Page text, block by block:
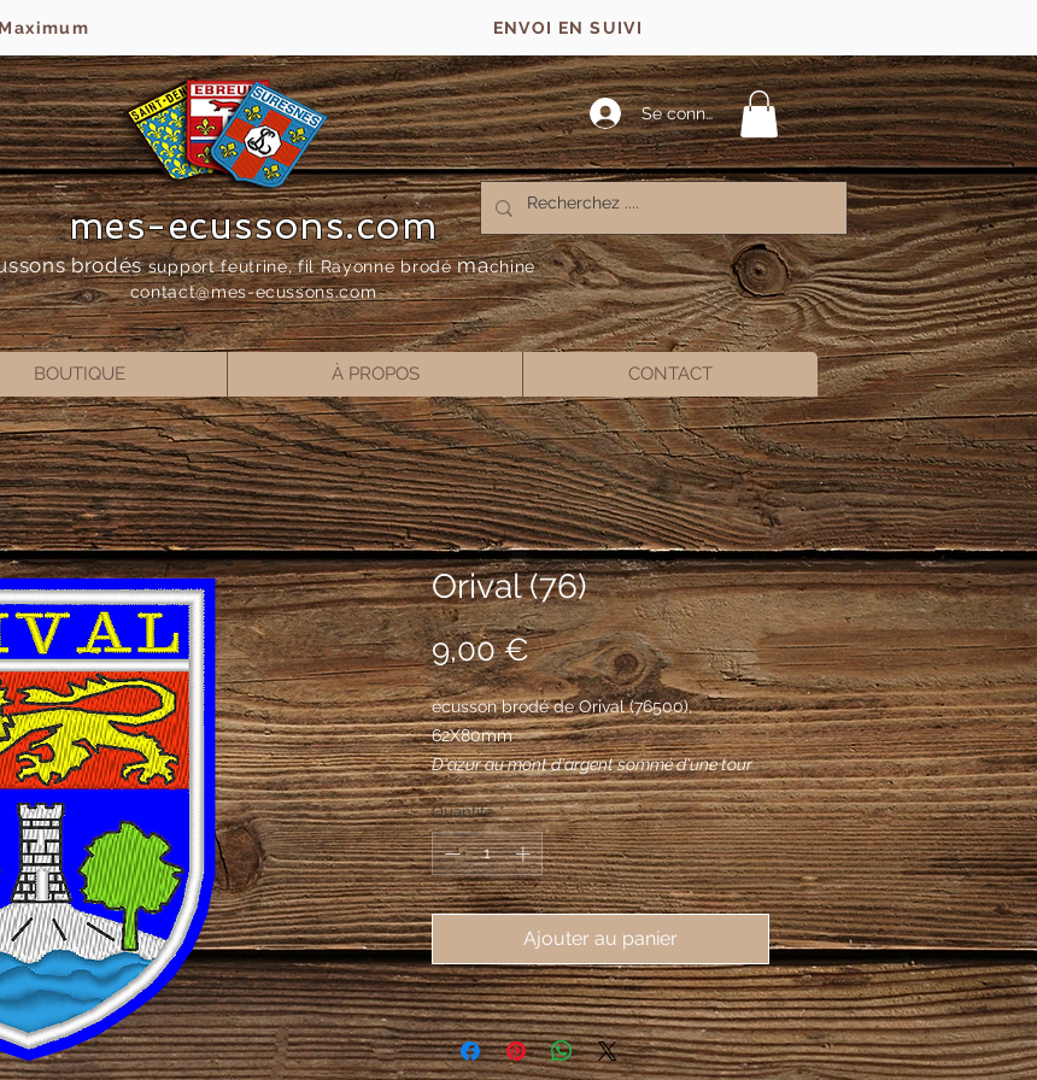
ENVOI EN SUIVI
Se connecter
mes-ecussons.com
brodés support feutrine, fil Rayonne brodémachine
contact@mes-ecussons.com
BOUTIQUE À PROPOS CONTACT
Orival (76)
9,00 €Prix
écusson brodé de Orival (76500),
62X80mm
D'azur au mont d'argent sommé d'une tour
du même accostée de deux arbres de sinople
le tout issant d'une rivière agitée au naturel;
au chef cousu de gueules chargé d'un
léopard d'or.
Quantité *
Ajouter au panier